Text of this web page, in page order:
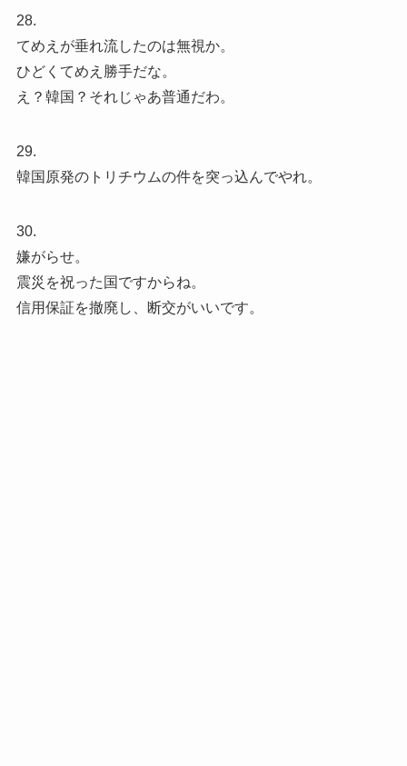
28.
てめえが垂れ流したのは無視か。
ひどくてめえ勝手だな。
え？韓国？それじゃあ普通だわ。
29.
韓国原発のトリチウムの件を突っ込んでやれ。
30.
嫌がらせ。
震災を祝った国ですからね。
信用保証を撤廃し、断交がいいです。